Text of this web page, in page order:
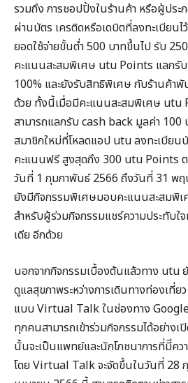
รวมถึง การชอปปิ้งในร้านค้า หรือผู้ประก
ผ่านบัตร เครติดหรือเดบิตที่ลงทะเบียน
ยอดใช้จ่ายขั้นต่ำ 500 บาทขึ้นไป รับ
คะแนนสะสมพิเศษ utu Points แลกรั
100% และยังรับสิทธิพิเศษ กับร้านค้าพั
ด้วย ทั้งนี้เมื่อมีคะแนนสะสมพิเศษ utu
สามารถแลกรับ cash back มูลค่า 100
สมาชิกใหม่ที่โหลดแอป utu ลงทะเบียน
คะแนนฟรี สูงสุดถึง 300 utu Points
วันที่ 1 กุมภาพันธ์ 2566 ถึงวันที่ 31 พ
ยังมีกิจกรรมพิเศษมอบคะแนนสะสมพิ
สำหรับผู้ร่วมกิจกรรมแชร์ความประทับใ
เดีย อีกด้วย
นอกจากกิจกรรมเบื้องต้นแล้วทาง utu ยั
ดูแลสุขภาพระหว่างการเดินทางท่องเที่ย
แบบ Virtual Talk ในช่องทาง
ทุกคนสามารถเข้าร่วมกิจกรรมได้อย่างเ
นั้นจะเป็นแพทย์และนักโภชนาการที่มีีคว
โดย Virtual Talk จะจัดขึ้นในวันที่ 28